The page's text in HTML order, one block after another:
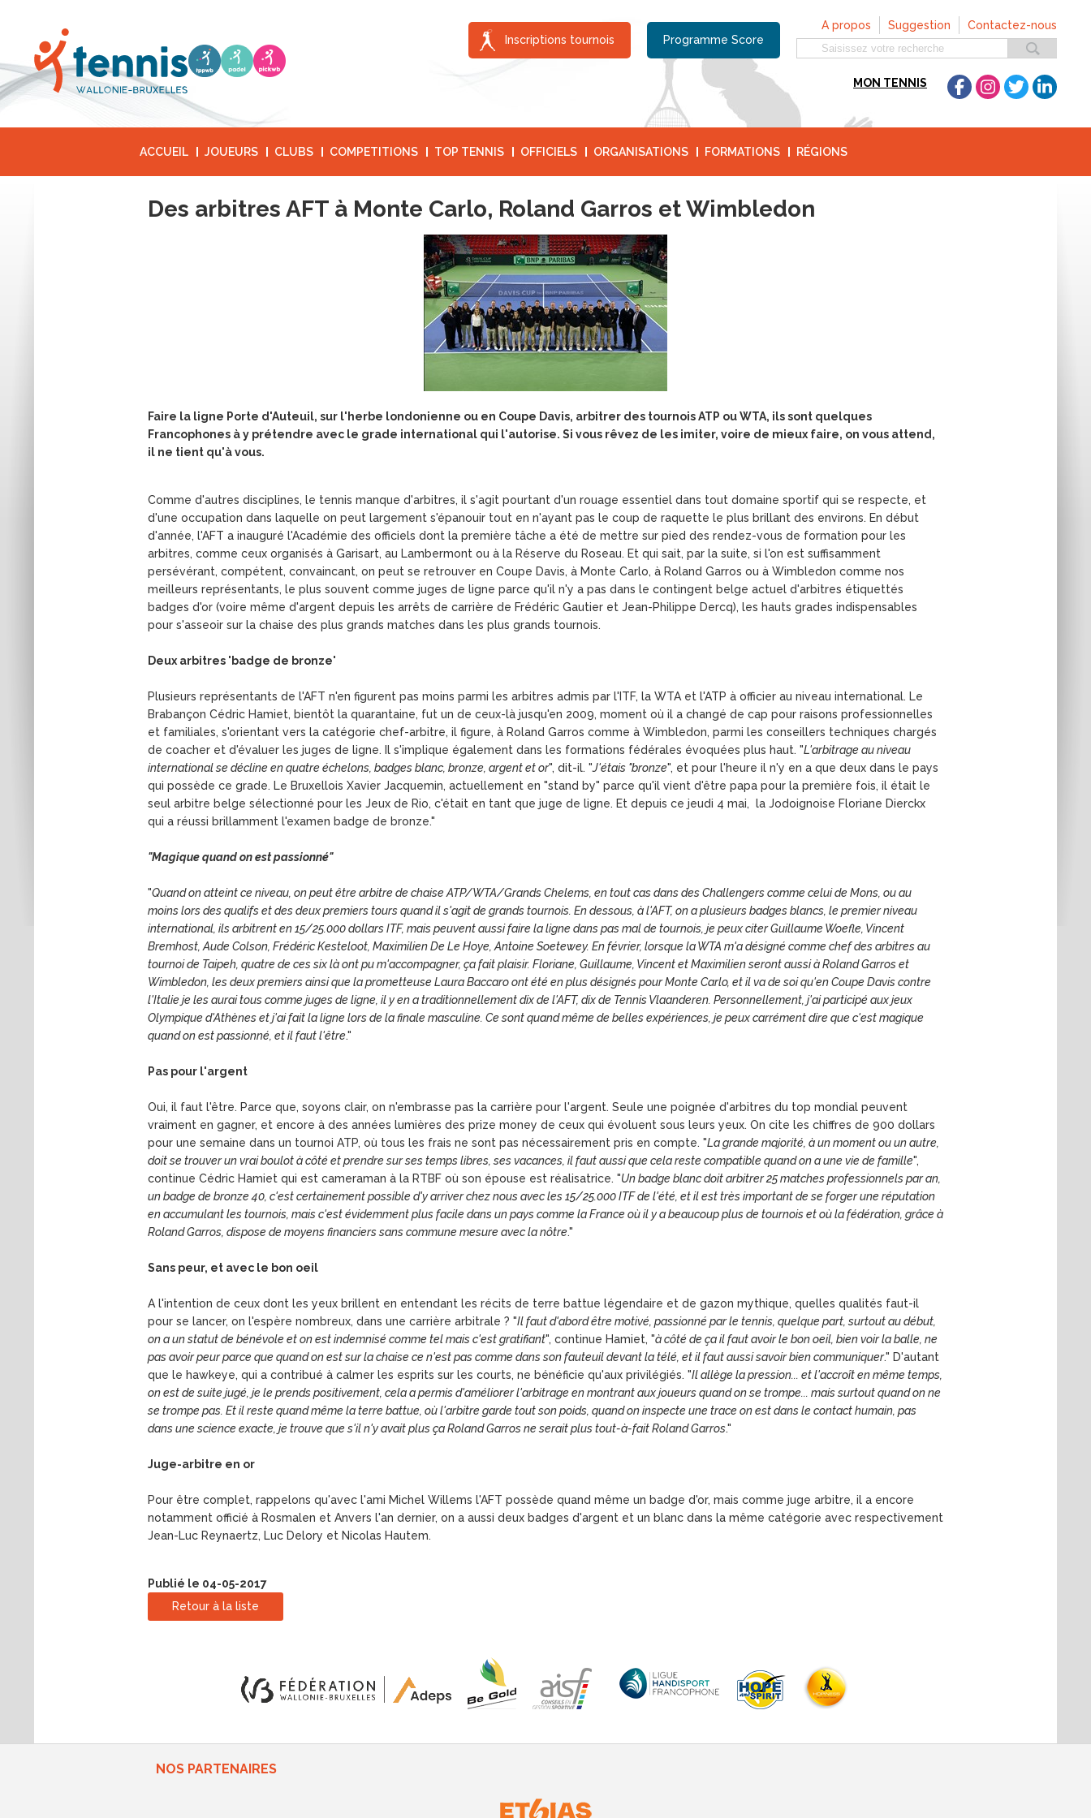
Contactez-nous
Suggestion
A propos
Programme Score
Inscriptions tournois
MON TENNIS
ACCUEIL JOUEURS CLUBS COMPETITIONS TOP TENNIS OFFICIELS ORGANISATIONS FORMATIONS RÉGIONS
Des arbitres AFT à Monte Carlo, Roland Garros et Wimbledon
Faire la ligne Porte d'Auteuil, sur l'herbe londonienne ou en Coupe Davis, arbitrer des tournois ATP ou WTA, ils sont quelques
Francophones à y prétendre avec le grade international qui l'autorise. Si vous rêvez de les imiter, voire de mieux faire, on vous attend,
il ne tient qu'à vous.
Comme d'autres disciplines, le tennis manque d'arbitres, il s'agit pourtant d'un rouage essentiel dans tout domaine sportif qui se respecte, et
d'une occupation dans laquelle on peut largement s'épanouir tout en n'ayant pas le coup de raquette le plus brillant des environs. En début
d'année, l'AFT a inauguré l'Académie des officiels dont la première tâche a été de mettre sur pied des rendez-vous de formation pour les
arbitres, comme ceux organisés à Garisart, au Lambermont ou à la Réserve du Roseau. Et qui sait, par la suite, si l'on est suffisamment
persévérant, compétent, convaincant, on peut se retrouver en Coupe Davis, à Monte Carlo, à Roland Garros ou à Wimbledon comme nos
meilleurs représentants, le plus souvent comme juges de ligne parce qu'il n'y a pas dans le contingent belge actuel d'arbitres étiquettés
badges d'or (voire même d'argent depuis les arrêts de carrière de Frédéric Gautier et Jean-Philippe Dercq), les hauts grades indispensables
pour s'asseoir sur la chaise des plus grands matches dans les plus grands tournois.
Deux arbitres 'badge de bronze'
Plusieurs représentants de l'AFT n'en figurent pas moins parmi les arbitres admis par l'ITF, la WTA et l'ATP à officier au niveau international. Le
Brabançon Cédric Hamiet, bientôt la quarantaine, fut un de ceux-là jusqu'en 2009, moment où il a changé de cap pour raisons professionnelles
et familiales, s'orientant vers la catégorie chef-arbitre, il figure, à Roland Garros comme à Wimbledon, parmi les conseillers techniques chargés
de coacher et d'évaluer les juges de ligne. Il s'implique également dans les formations fédérales évoquées plus haut. "L'arbitrage au niveau
international se décline en quatre échelons, badges blanc, bronze, argent et or", dit-il. "J'étais "bronze", et pour l'heure il n'y en a que deux dans le pays
qui possède ce grade. Le Bruxellois Xavier Jacquemin, actuellement en "stand by" parce qu'il vient d'être papa pour la première fois, il était le
seul arbitre belge sélectionné pour les Jeux de Rio, c'était en tant que juge de ligne. Et depuis ce jeudi 4 mai, la Jodoignoise Floriane Dierckx
qui a réussi brillamment l'examen badge de bronze."
"Magique quand on est passionné"
"Quand on atteint ce niveau, on peut être arbitre de chaise ATP/WTA/Grands Chelems, en tout cas dans des Challengers comme celui de Mons, ou au
moins lors des qualifs et des deux premiers tours quand il s'agit de grands tournois. En dessous, à l'AFT, on a plusieurs badges blancs, le premier niveau
international, ils arbitrent en 15/25.000 dollars ITF, mais peuvent aussi faire la ligne dans pas mal de tournois, je peux citer Guillaume Woefle, Vincent
Bremhost, Aude Colson, Frédéric Kesteloot, Maximilien De Le Hoye, Antoine Soetewey. En février, lorsque la WTA m'a désigné comme chef des arbitres au
tournoi de Taipeh, quatre de ces six là ont pu m'accompagner, ça fait plaisir. Floriane, Guillaume, Vincent et Maximilien seront aussi à Roland Garros et
Wimbledon, les deux premiers ainsi que la prometteuse Laura Baccaro ont été en plus désignés pour Monte Carlo, et il va de soi qu'en Coupe Davis contre
l'Italie je les aurai tous comme juges de ligne, il y en a traditionnellement dix de l'AFT, dix de Tennis Vlaanderen. Personnellement, j'ai participé aux jeux
Olympique d'Athènes et j'ai fait la ligne lors de la finale masculine. Ce sont quand même de belles expériences, je peux carrément dire que c'est magique
quand on est passionné, et il faut l'être."
Pas pour l'argent
Oui, il faut l'être. Parce que, soyons clair, on n'embrasse pas la carrière pour l'argent. Seule une poignée d'arbitres du top mondial peuvent
vraiment en gagner, et encore à des années lumières des prize money de ceux qui évoluent sous leurs yeux. On cite les chiffres de 900 dollars
pour une semaine dans un tournoi ATP, où tous les frais ne sont pas nécessairement pris en compte. "La grande majorité, à un moment ou un autre,
doit se trouver un vrai boulot à côté et prendre sur ses temps libres, ses vacances, il faut aussi que cela reste compatible quand on a une vie de famille",
continue Cédric Hamiet qui est cameraman à la RTBF où son épouse est réalisatrice. "Un badge blanc doit arbitrer 25 matches professionnels par an,
un badge de bronze 40, c'est certainement possible d'y arriver chez nous avec les 15/25.000 ITF de l'été, et il est très important de se forger une réputation
en accumulant les tournois, mais c'est évidemment plus facile dans un pays comme la France où il y a beaucoup plus de tournois et où la fédération, grâce à
Roland Garros, dispose de moyens financiers sans commune mesure avec la nôtre."
Sans peur, et avec le bon oeil
A l'intention de ceux dont les yeux brillent en entendant les récits de terre battue légendaire et de gazon mythique, quelles qualités faut-il
pour se lancer, on l'espère nombreux, dans une carrière arbitrale ? "Il faut d'abord être motivé, passionné par le tennis, quelque part, surtout au début,
on a un statut de bénévole et on est indemnisé comme tel mais c'est gratifiant", continue Hamiet, "à côté de ça il faut avoir le bon oeil, bien voir la balle, ne
pas avoir peur parce que quand on est sur la chaise ce n'est pas comme dans son fauteuil devant la télé, et il faut aussi savoir bien communiquer." D'autant
que le hawkeye, qui a contribué à calmer les esprits sur les courts, ne bénéficie qu'aux privilégiés. "Il allège la pression... et l'accroît en même temps,
on est de suite jugé, je le prends positivement, cela a permis d'améliorer l'arbitrage en montrant aux joueurs quand on se trompe... mais surtout quand on ne
se trompe pas. Et il reste quand même la terre battue, où l'arbitre garde tout son poids, quand on inspecte une trace on est dans le contact humain, pas
dans une science exacte, je trouve que s'il n'y avait plus ça Roland Garros ne serait plus tout-à-fait Roland Garros."
Juge-arbitre en or
Pour être complet, rappelons qu'avec l'ami Michel Willems l'AFT possède quand même un badge d'or, mais comme juge arbitre, il a encore
notamment officié à Rosmalen et Anvers l'an dernier, on a aussi deux badges d'argent et un blanc dans la même catégorie avec respectivement
Jean-Luc Reynaertz, Luc Delory et Nicolas Hautem.
Publié le 04-05-2017
Retour à la liste
NOS PARTENAIRES